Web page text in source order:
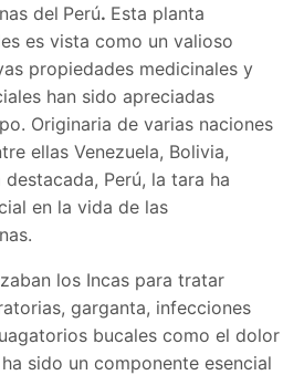
del Perú. Esta planta
es vista como un valioso
propiedades medicinales y
han sido apreciadas
Originaria de varias naciones
ellas Venezuela, Bolivia,
Perú, la tara ha
en la vida de las
los Incas para tratar
garganta, infecciones
bucales como el dolor
sido un componente esencial